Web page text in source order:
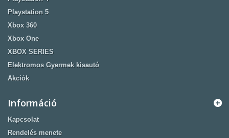
Playstation 5
Xbox 360
Xbox One
XBOX SERIES
Elektromos Gyermek kisautó
Akciók
Információ
Kapcsolat
Rendelés menete